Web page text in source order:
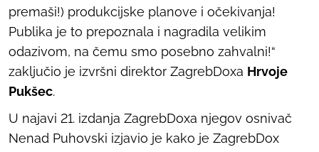
premaši!) produkcijske planove i očekivanja!
Publika je to prepoznala i nagradila velikim
odazivom, na čemu smo posebno zahvalni!“
zaključio je izvršni direktor ZagrebDoxa Hrvoje
Pukšec.
U najavi 21. izdanja ZagrebDoxa njegov osnivač
Nenad Puhovski izjavio je kako je ZagrebDox